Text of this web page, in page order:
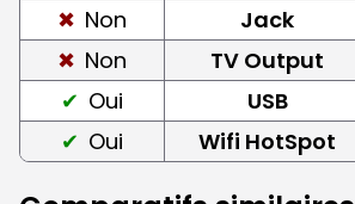
Non
Jack
Non
TV Output
Oui
USB
Oui
Wifi HotSpot